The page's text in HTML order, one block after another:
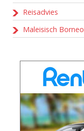
Reisadvies
Maleisisch Borneo